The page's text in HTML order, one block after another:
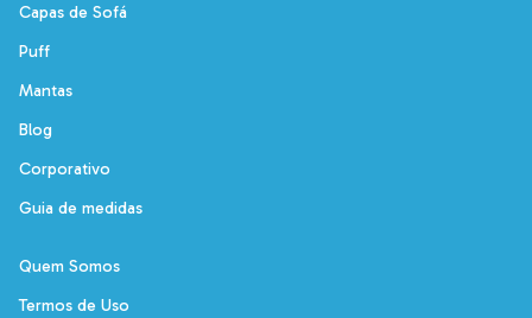
Capas de Sofá
Puff
Mantas
Blog
Corporativo
Guia de medidas
Quem Somos
Termos de Uso